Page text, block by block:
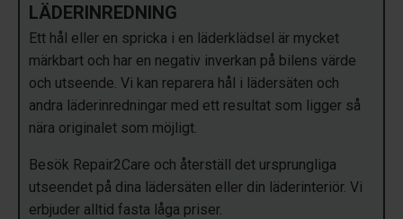
LÄDERINREDNING
Ett hål eller en spricka i en läderklädsel är mycket
märkbart och har en negativ inverkan på bilens värde
och utseende. Vi kan reparera hål i lädersäten och
andra läderinredningar med ett resultat som ligger så
nära originalet som möjligt.
Besök Repair2Care och återställ det ursprungliga
utseendet på dina lädersäten eller din läderinteriör. Vi
erbjuder alltid fasta låga priser.